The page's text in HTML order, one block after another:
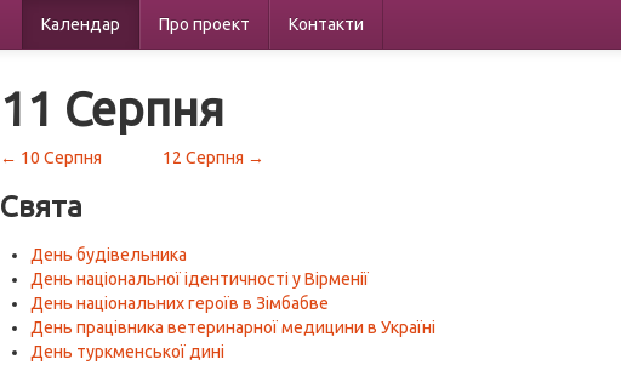
Календар Про проект Контакти
11 Серпня
← 10 Серпня 12 Серпня →
Свята
День будівельника
День національної ідентичності у Вірменії
День національних героїв в Зімбабве
День працівника ветеринарної медицини в Україні
День туркменської дині